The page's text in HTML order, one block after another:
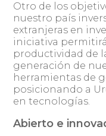
Otro de los
nuestro país
extranjeras en
iniciativa
productividad de
generación de
herramientas de
posicionando a
en tecnologías.
Abierto e